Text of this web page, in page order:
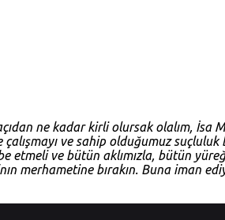
ne kadar kirli olursak olalım, İsa
ve sahip olduğumuz suçluluk
etmeli ve bütün aklımızla, bütün
merhametine bırakın. Buna iman